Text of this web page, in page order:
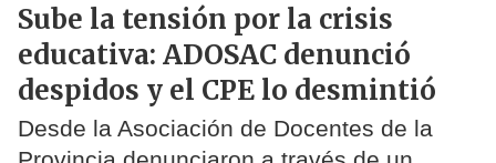
Sube la tensión por la crisis
educativa: ADOSAC denunció
despidos y el CPE lo desmintió
Desde la Asociación de Docentes de la